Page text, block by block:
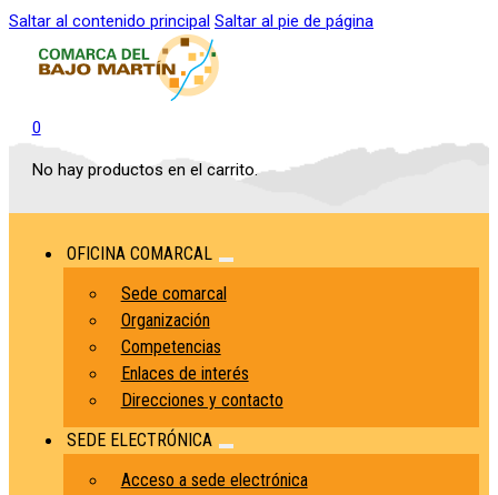
Saltar al contenido principal Saltar al pie de página
0
No hay productos en el carrito.
OFICINA COMARCAL
Sede comarcal
Organización
Competencias
Enlaces de interés
Direcciones y contacto
SEDE ELECTRÓNICA
Acceso a sede electrónica